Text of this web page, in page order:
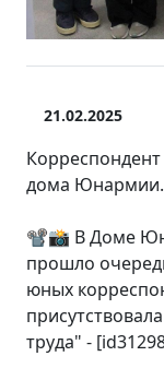
21.02.2025
дома Юнармии.
📽📸 В Доме
прошло
юных
труда" -